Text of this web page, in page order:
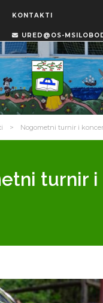
KONTAKTI
URED@OS-
> Nogometni turnir i
turnir